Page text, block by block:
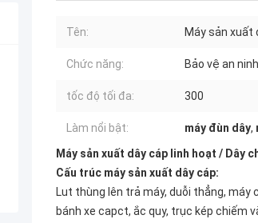
Tên: Máy sản xuất
Chức năng: Bảo vệ an ninh
tốc độ tối đa: 300
Làm nổi bật: máy đùn dây,
Máy sản xuất dây cáp linh hoạt / Dây
Cấu trúc máy sản xuất dây cáp:
Lut thùng lên trả máy, duỗi thẳng, máy
bánh xe capct, ắc quy, trục kép chiếm